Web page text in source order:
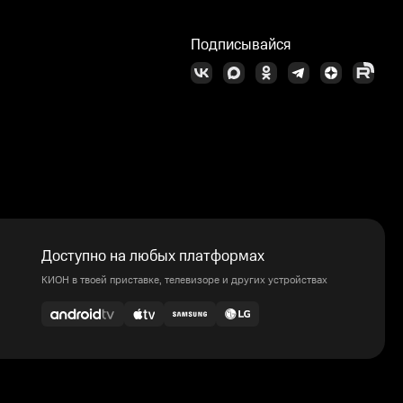
Подписывайся
Доступно на любых платформах
КИОН в твоей приставке, телевизоре и других устройствах